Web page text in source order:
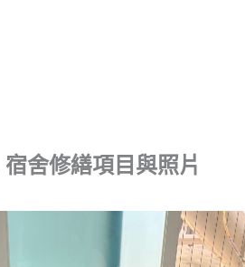
舍修繕項目與照片